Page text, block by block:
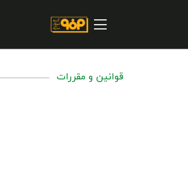
درباره شرکت
خرید و تامین کنندگان
قوانین و مقررات